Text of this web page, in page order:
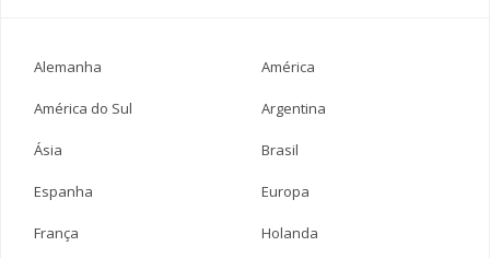
Alemanha América
América do Sul Argentina
Ásia Brasil
Espanha Europa
França Holanda